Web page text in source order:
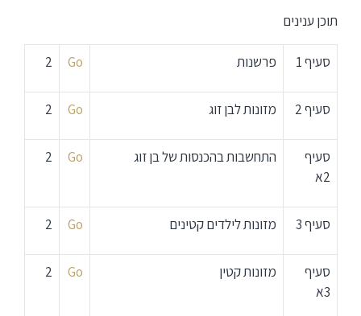
תוכן ענינים
סעיף 1 פרשנות Go
2
סעיף 2 מזונות לבן זוג Go
2
סעיף
2א
התחשבות בהכנסות של בן זוג Go
2
סעיף 3 מזונות לילדים קטינים Go
2
סעיף
3א
מזונות קטין Go
2